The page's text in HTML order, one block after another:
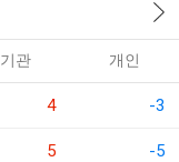
기관 개인
4 -3
5 -5